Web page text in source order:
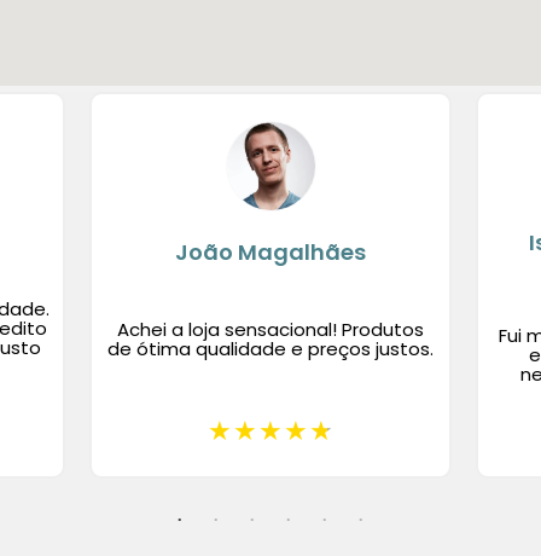
João Magalhães
Achei a loja sensacional! Produtos
de ótima qualidade e preços justos.
Fui